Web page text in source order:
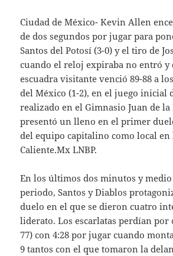
Ciudad de México- Kevin Allen
de dos segundos por jugar para
Santos del Potosí (3-0) y el tiro de
cuando el reloj expiraba no entró y
escuadra visitante venció 89-88 a
del México (1-2), en el juego inicial
realizado en el Gimnasio Juan de
presentó un lleno en el primer
del equipo capitalino como local en
Caliente.Mx LNBP.
En los últimos dos minutos y
periodo, Santos y Diablos
duelo en el que se dieron cuatro
liderato. Los escarlatas perdían por
77) con 4:28 por jugar cuando
9 tantos con el que tomaron la